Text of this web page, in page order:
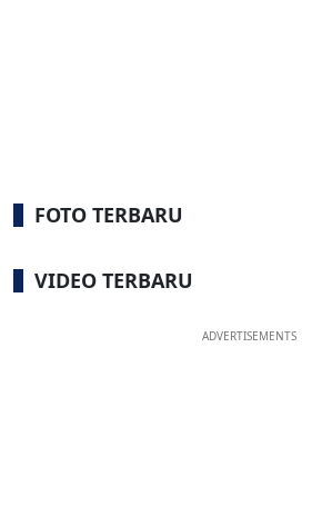
FOTO TERBARU
VIDEO TERBARU
ADVERTISEMENTS